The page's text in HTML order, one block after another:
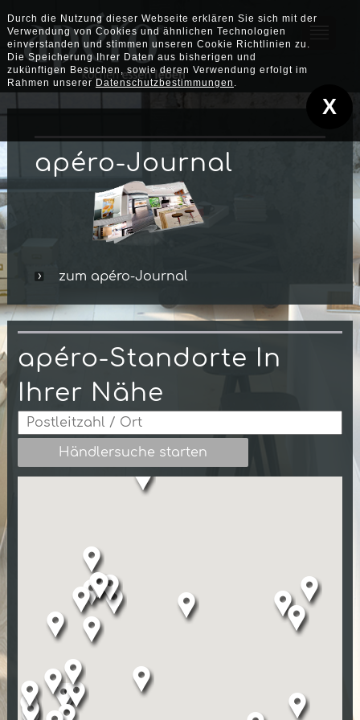
apéro-Journal
zum apéro-Journal
aPéro-Standorte In
Ihrer Nähe
Durch die Nutzung dieser Webseite erklären Sie sich mit der
Verwendung von Cookies und ähnlichen Technologien
einverstanden und stimmen unseren Cookie Richtlinien zu.
Die Speicherung Ihrer Daten aus bisherigen und
zukünftigen Besuchen, sowie deren Verwendung erfolgt im
Rahmen unserer Datenschutzbestimmungen .
X